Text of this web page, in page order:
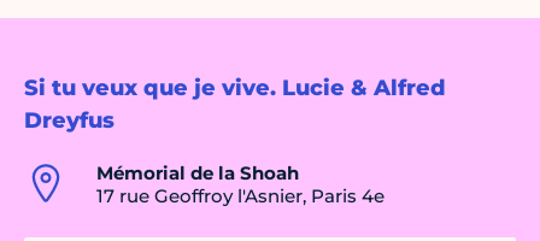
Si tu veux que je vive. Lucie & Alfred
Dreyfus
Mémorial de la Shoah
17 rue Geoffroy l'Asnier, Paris 4e